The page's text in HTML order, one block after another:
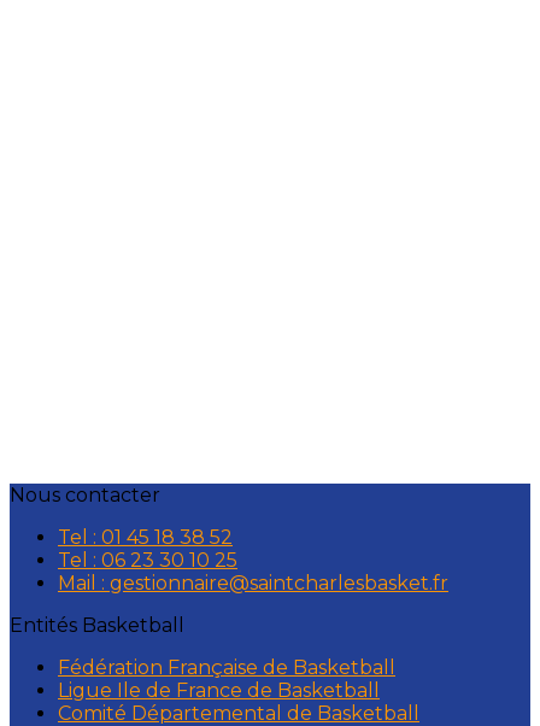
Nous contacter
Tel : 01 45 18 38 52
Tel : 06 23 30 10 25
Mail : gestionnaire@saintcharlesbasket.fr
Entités Basketball
Fédération Française de Basketball
Ligue Ile de France de Basketball
Comité Départemental de Basketball